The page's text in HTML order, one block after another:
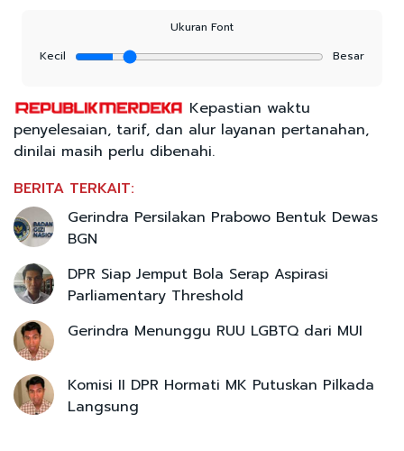
Ukuran Font
Kecil
Besar
Kepastian waktu
penyelesaian, tarif, dan alur layanan pertanahan,
dinilai masih perlu dibenahi.
BERITA TERKAIT:
Gerindra Persilakan Prabowo Bentuk Dewas
BGN
DPR Siap Jemput Bola Serap Aspirasi
Parliamentary Threshold
Gerindra Menunggu RUU LGBTQ dari MUI
Komisi II DPR Hormati MK Putuskan Pilkada
Langsung